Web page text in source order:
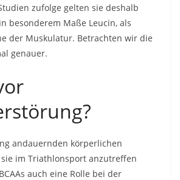
zufolge gelten sie deshalb
besonderem Maße Leucin, als
der Muskulatur. Betrachten wir die
genauer.
andauernden körperlichen
im Triathlonsport anzutreffen
auch eine Rolle bei der